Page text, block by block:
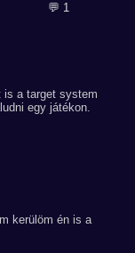
💬 1
is a target system
egy játékon.
kerülöm én is a